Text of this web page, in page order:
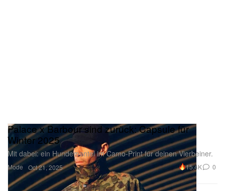
Mode
Palace x Barbour sind zurück: Capsule für
Winter 2025
Mit dabei: ein Hundemantel im Camo-Print für deinen Vierbeiner.
Oct 21, 2025 15.4K 0